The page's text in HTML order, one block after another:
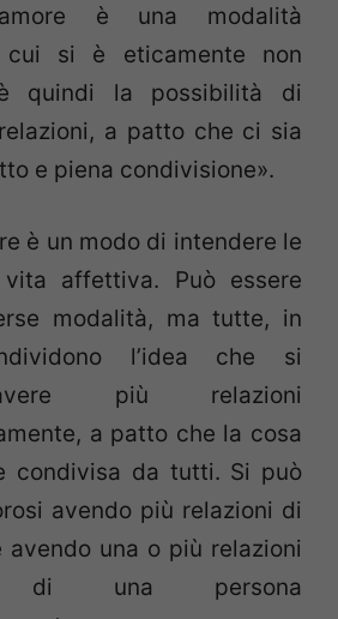
è una modalità
cui si è eticamente non
quindi la possibilità di
a patto che ci sia
e piena condivisione».
è un modo di intendere le
affettiva. Può essere
modalità, ma tutte, in
l’idea che si
più relazioni
a patto che la cosa
condivisa da tutti. Si può
avendo più relazioni di
avendo una o più relazioni
una persona